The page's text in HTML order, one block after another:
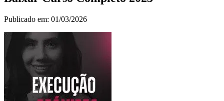
Publicado em: 01/03/2026